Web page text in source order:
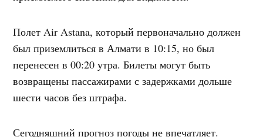
Полет Air Astana, который первоначально должен
был приземлиться в Алмати в 10:15, но был
перенесен в 00:20 утра. Билеты могут быть
возвращены пассажирами с задержками дольше
шести часов без штрафа.
Сегодняшний прогноз погоды не впечатляет.